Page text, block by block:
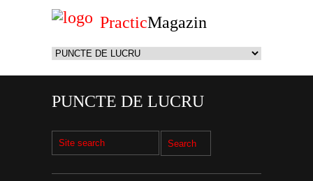
PracticMagazin
PUNCTE DE LUCRU